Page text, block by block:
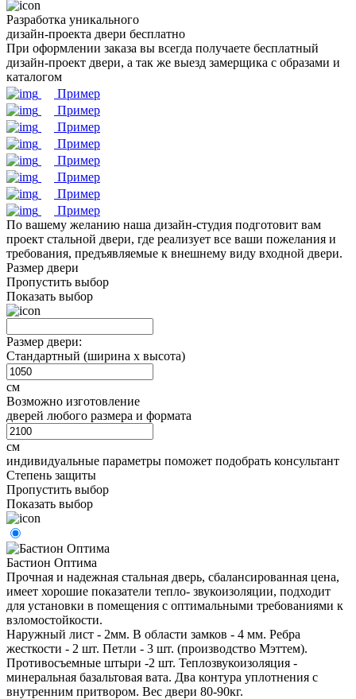
Разработка уникального
дизайн-проекта двери бесплатно
При оформлении заказа вы всегда получаете бесплатный
дизайн-проект двери, а так же выезд замерщика с образами и
каталогом
Пример
Пример
Пример
Пример
Пример
Пример
Пример
Пример
По вашему желанию наша дизайн-студия подготовит вам
проект стальной двери, где реализует все ваши пожелания и
требования, предъявляемые к внешнему виду входной двери.
Размер двери
Пропустить выбор
Показать выбор
Размер двери:
Стандартный (ширина х высота)
см
Возможно изготовление
дверей любого размера и формата
см
индивидуальные параметры поможет подобрать консультант
Степень защиты
Пропустить выбор
Показать выбор
Бастион Оптима
Прочная и надежная стальная дверь, сбалансированная цена,
имеет хорошие показатели тепло- звукоизоляции, подходит
для установки в помещения с оптимальными требованиями к
взломостойкости.
Наружный лист - 2мм. В области замков - 4 мм. Ребра
жесткости - 2 шт. Петли - 3 шт. (производство Мэттем).
Противосъемные штыри -2 шт. Теплозвукоизоляция -
минеральная базальтовая вата. Два контура уплотнения с
внутренним притвором. Вес двери 80-90кг.